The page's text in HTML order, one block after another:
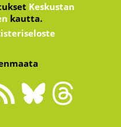
Keskustan
kautta.